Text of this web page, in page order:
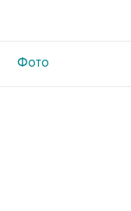
Фото